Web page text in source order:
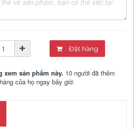
Đặt hàng
xem sản phẩm này. 10 người đã thêm
của họ ngay bây giờ.